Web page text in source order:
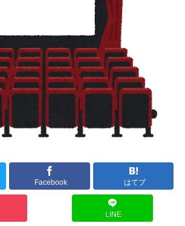
Facebook はてブ
LINE